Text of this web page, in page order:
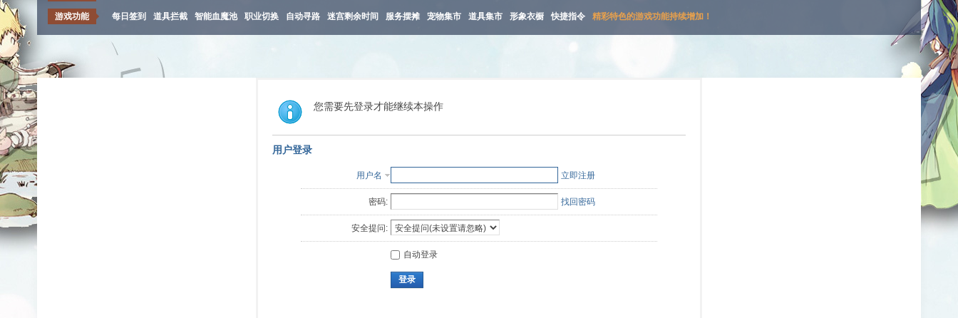
游戏功能 每日签到 道具拦截 智能血魔池 职业切换 自动寻路 迷宫剩余时间 服务摆摊 宠物集市 道具集市 形象衣橱 快捷指令 精彩特色的游戏功能持续增加！
您需要先登录才能继续本操作
用户登录
用户名 立即注册
密码: 找回密码
安全提问:
自动登录
登录